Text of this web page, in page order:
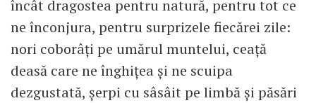
încât dragostea pentru natură, pentru tot ce
ne înconjura, pentru surprizele fiecărei zile:
nori coborâți pe umărul muntelui, ceață
deasă care ne înghițea și ne scuipa
dezgustată, șerpi cu sâsâit pe limbă și păsări